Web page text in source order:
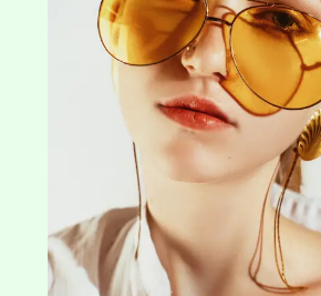
Collections
Collections
Home